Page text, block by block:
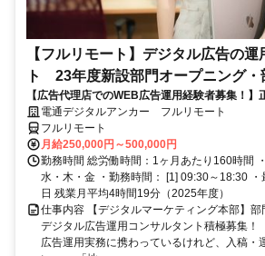
【フルリモート】デジタル広告の
ト 23年度新設部門オープニング・
【広告代理店でのWEB広告運用経験者募集！】
G／全国×完全在宅／年休126日・土日祝休み／
電通デジタルアンカー フルリモート
フルリモート
月給250,000円～500,000円
勤務時間 総労働時間：1ヶ月あたり160時間
水・木・金 ・勤務時間： [1] 09:30～18:30
日 残業月平均4時間19分（2025年度）
仕事内容 【デジタルマーケティング本部】
デジタル広告運用コンサルタント積極募集！
広告運用実務に携わっているけれど、入稿・